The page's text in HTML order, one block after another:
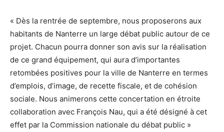
« Dès la rentrée de septembre, nous proposerons aux
habitants de Nanterre un large débat public autour de ce
projet. Chacun pourra donner son avis sur la réalisation
de ce grand équipement, qui aura d’importantes
retombées positives pour la ville de Nanterre en termes
d’emplois, d’image, de recette fiscale, et de cohésion
sociale. Nous animerons cette concertation en étroite
collaboration avec François Nau, qui a été désigné à cet
effet par la Commission nationale du débat public »